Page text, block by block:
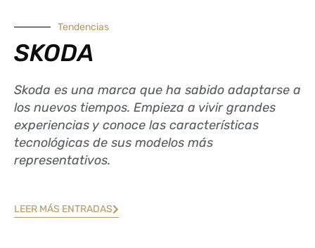
Tendencias
SKODA
Skoda es una marca que ha sabido adaptarse a
los nuevos tiempos. Empieza a vivir grandes
experiencias y conoce las características
tecnológicas de sus modelos más
representativos.
LEER MÁS ENTRADAS